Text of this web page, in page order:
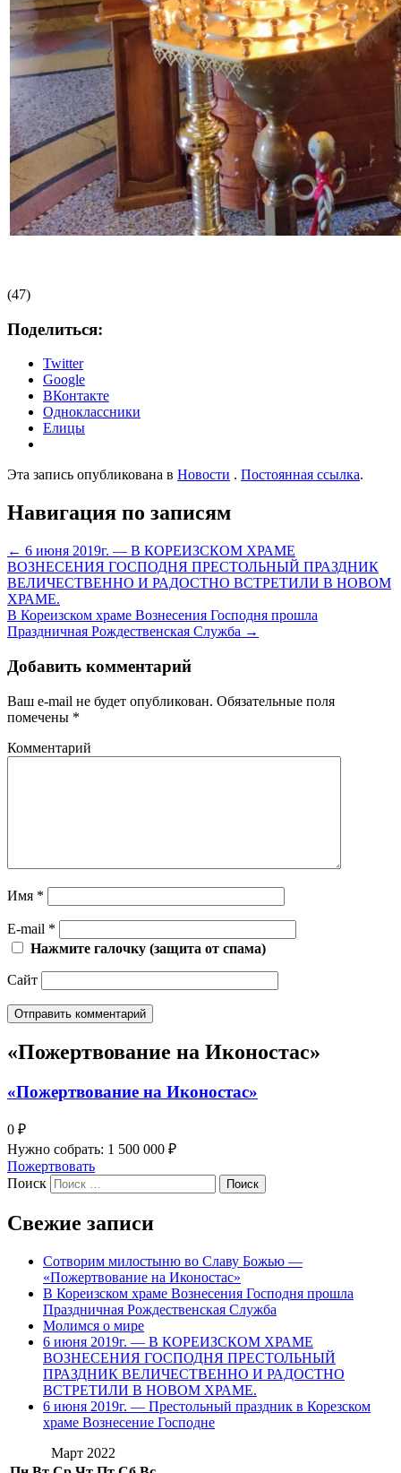
(47)
Поделиться:
Twitter
Google
ВКонтакте
Одноклассники
Елицы
Эта запись опубликована в Новости . Постоянная ссылка.
Навигация по записям
← 6 июня 2019г. — В КОРЕИЗСКОМ ХРАМЕ
ВОЗНЕСЕНИЯ ГОСПОДНЯ ПРЕСТОЛЬНЫЙ ПРАЗДНИК
ВЕЛИЧЕСТВЕННО И РАДОСТНО ВСТРЕТИЛИ В НОВОМ
ХРАМЕ.
В Кореизском храме Вознесения Господня прошла
Праздничная Рождественская Служба →
Добавить комментарий
Ваш e-mail не будет опубликован. Обязательные поля
помечены *
Комментарий
Имя *
E-mail *
Нажмите галочку (защита от спама)
Сайт
«Пожертвование на Иконостас»
«Пожертвование на Иконостас»
0 ₽
Нужно собрать: 1 500 000 ₽
Пожертвовать
Поиск
Свежие записи
Сотворим милостыню во Славу Божью —
«Пожертвование на Иконостас»
В Кореизском храме Вознесения Господня прошла
Праздничная Рождественская Служба
Молимся о мире
6 июня 2019г. — В КОРЕИЗСКОМ ХРАМЕ
ВОЗНЕСЕНИЯ ГОСПОДНЯ ПРЕСТОЛЬНЫЙ
ПРАЗДНИК ВЕЛИЧЕСТВЕННО И РАДОСТНО
ВСТРЕТИЛИ В НОВОМ ХРАМЕ.
6 июня 2019г. — Престольный праздник в Корезском
храме Вознесение Господне
Март 2022